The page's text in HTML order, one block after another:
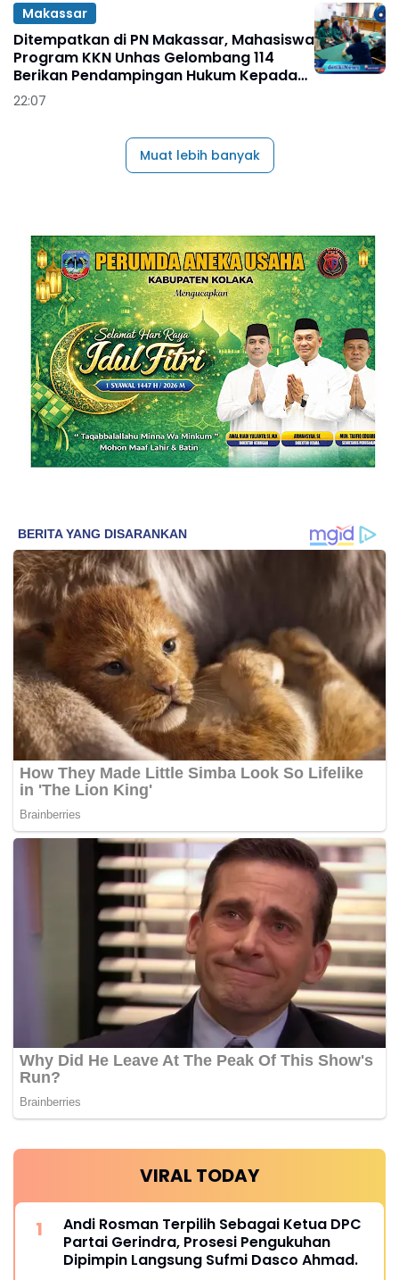
Makassar
Ditempatkan di PN Makassar, Mahasiswa
Program KKN Unhas Gelombang 114
Berikan Pendampingan Hukum Kepada
Pelaku UMKM
22:07
Muat lebih banyak
VIRAL TODAY
Andi Rosman Terpilih Sebagai Ketua DPC
Partai Gerindra, Prosesi Pengukuhan
Dipimpin Langsung Sufmi Dasco Ahmad.